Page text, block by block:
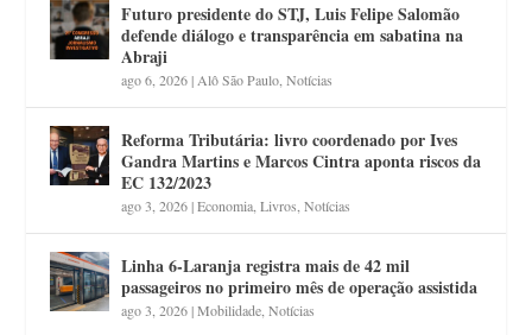
Futuro presidente do STJ, Luis Felipe Salomão
defende diálogo e transparência em sabatina na
Abraji
ago 6, 2026|Alô São Paulo,Notícias
Reforma Tributária: livro coordenado por Ives
Gandra Martins e Marcos Cintra aponta riscos da
EC 132/2023
ago 3, 2026|Economia,Livros,Notícias
Linha 6-Laranja registra mais de 42 mil
passageiros no primeiro mês de operação assistida
ago 3, 2026|Mobilidade,Notícias